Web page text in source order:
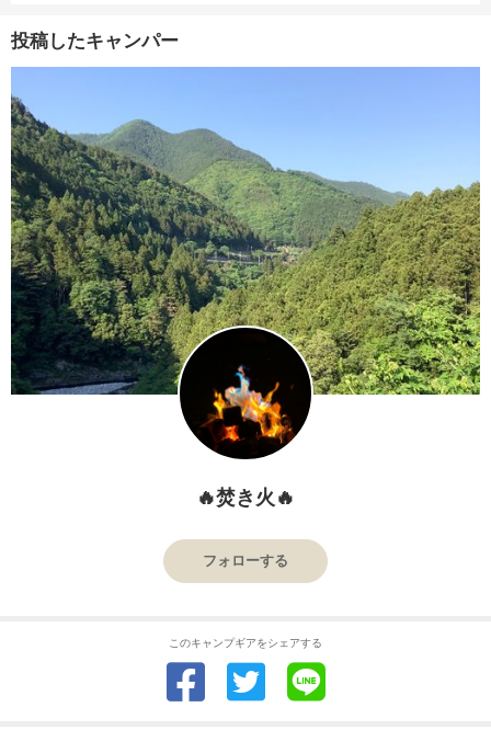
投稿したキャンパー
🔥焚き火🔥
フォローする
このキャンプギアをシェアする